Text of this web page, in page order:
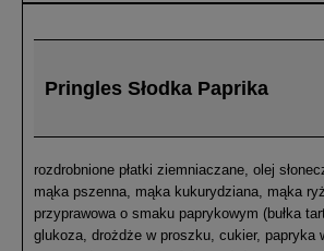
Pringles Słodka Paprika
rozdrobnione płatki ziemniaczane, olej
mąka pszenna, mąka kukurydziana, mąka
przyprawowa o smaku paprykowym (bułka
glukoza, drożdże w proszku, cukier, papryka